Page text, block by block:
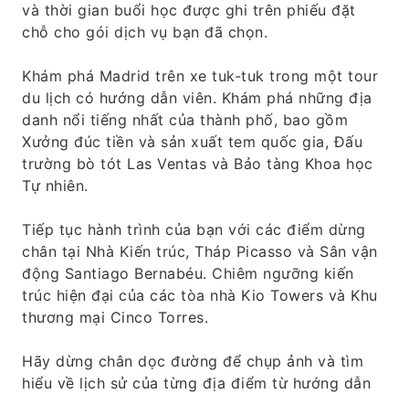
và thời gian buổi học được ghi trên phiếu đặt
chỗ cho gói dịch vụ bạn đã chọn.
Khám phá Madrid trên xe tuk-tuk trong một tour
du lịch có hướng dẫn viên. Khám phá những địa
danh nổi tiếng nhất của thành phố, bao gồm
Xưởng đúc tiền và sản xuất tem quốc gia, Đấu
trường bò tót Las Ventas và Bảo tàng Khoa học
Tự nhiên.
Tiếp tục hành trình của bạn với các điểm dừng
chân tại Nhà Kiến trúc, Tháp Picasso và Sân vận
động Santiago Bernabéu. Chiêm ngưỡng kiến ​​
trúc hiện đại của các tòa nhà Kio Towers và Khu
thương mại Cinco Torres.
Hãy dừng chân dọc đường để chụp ảnh và tìm
hiểu về lịch sử của từng địa điểm từ hướng dẫn